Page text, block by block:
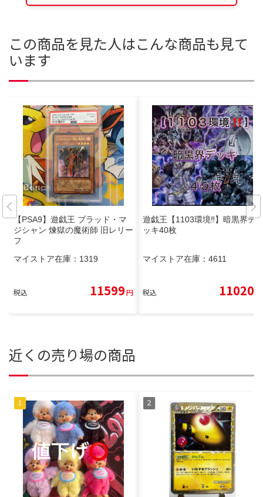
この商品を見た人はこんな商品も見て
います
【PSA9】遊戯王 ブラッド・マ
ジシャン 煉獄の魔術師 旧レリー
フ
マイストア在庫： 1319
税込 11599円
遊戯王【1103環境‼️】暗黒界デ
ッキ40枚
マイストア在庫： 4611
税込 11020
近くの売り場の商品